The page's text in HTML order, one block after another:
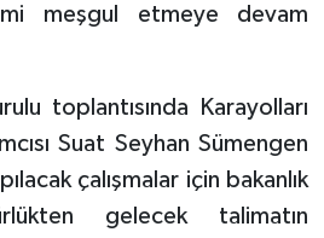
meşgul etmeye devam
toplantısında Karayolları
Suat Seyhan Sümengen
çalışmalar için bakanlık
gelecek talimatın